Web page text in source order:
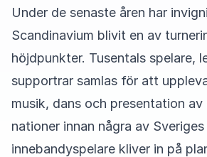
Under de senaste åren har
Scandinavium blivit en av
höjdpunkter. Tusentals spelare,
supportrar samlas för att
musik, dans och presentation
nationer innan några av
innebandyspelare kliver in på